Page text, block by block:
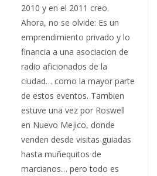
2010 y en el 2011 creo.
Ahora, no se olvide: Es un
emprendimiento privado y lo
financia a una asociacion de
radio aficionados de la
ciudad… como la mayor parte
de estos eventos. Tambien
estuve una vez por Roswell
en Nuevo Mejico, donde
venden desde visitas guiadas
hasta muñequitos de
marcianos… pero todo es